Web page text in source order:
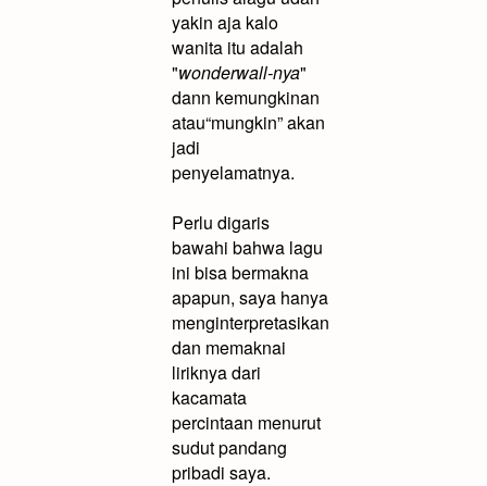
yakin aja kalo
wanita itu adalah
"wonderwall-nya"
dann kemungkinan
atau“mungkin” akan
jadi
penyelamatnya.
Perlu digaris
bawahi bahwa lagu
ini bisa bermakna
apapun, saya hanya
menginterpretasikan
dan memaknai
liriknya dari
kacamata
percintaan menurut
sudut pandang
pribadi saya.